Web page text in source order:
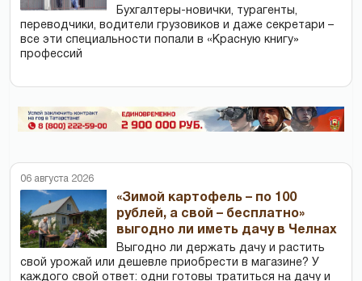
Бухгалтеры-новички, тур­агенты,
переводчики, водители грузовиков и даже секретари –
все эти специальности попали в «Красную книгу»
профессий
06 августа 2026
«Зимой картофель – по 100
рублей, а свой – бесплатно»
выгодно ли иметь дачу в Челнах
Выгодно ли держать дачу и растить
свой урожай или дешевле приобрести в магазине? У
каждого свой ответ: одни готовы тратиться на дачу и